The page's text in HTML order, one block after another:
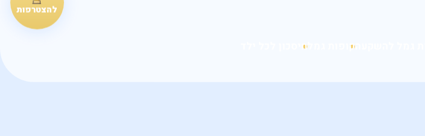
להצטרפות
גמל להשקעהקופות גמלחיסכון לכל ילד